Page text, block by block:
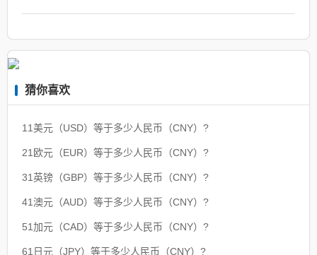
猜你喜欢
11美元（USD）等于多少人民币（CNY）?
21欧元（EUR）等于多少人民币（CNY）?
31英镑（GBP）等于多少人民币（CNY）?
41澳元（AUD）等于多少人民币（CNY）?
51加元（CAD）等于多少人民币（CNY）?
61日元（JPY）等于多少人民币（CNY）?